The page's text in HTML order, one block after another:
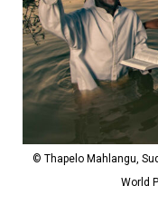
© Thapelo Mahlangu,
World